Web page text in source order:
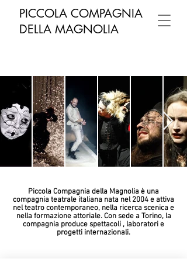
PICCOLA COMPAGNIA
DELLA MAGNOLIA
Piccola Compagnia della Magnolia è una
compagnia teatrale italiana nata nel 2004 e attiva
nel teatro contemporaneo, nella ricerca scenica e
nella formazione attoriale. Con sede a Torino, la
compagnia produce spettacoli , laboratori e
progetti internazionali.